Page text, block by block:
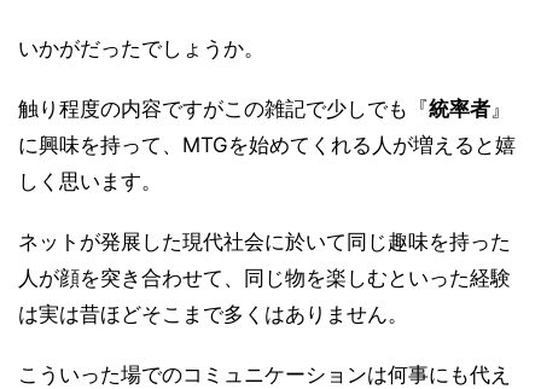
いかがだったでしょうか。
触り程度の内容ですがこの雑記で少しでも『統率者』
に興味を持って、MTGを始めてくれる人が増えると嬉
しく思います。
ネットが発展した現代社会に於いて同じ趣味を持った
人が顔を突き合わせて、同じ物を楽しむといった経験
は実は昔ほどそこまで多くはありません。
こういった場でのコミュニケーションは何事にも代え